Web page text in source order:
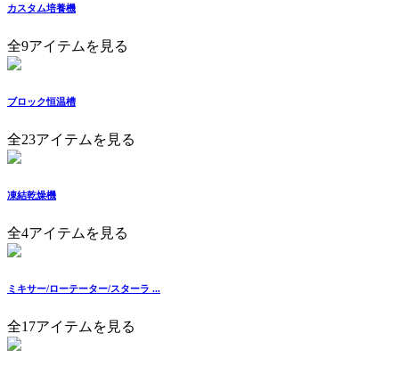
カスタム培養機
全9アイテムを見る
ブロック恒温槽
全23アイテムを見る
凍結乾燥機
全4アイテムを見る
ミキサー/ローテーター/スターラ ...
全17アイテムを見る